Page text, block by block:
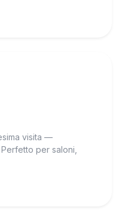
visita —
per saloni,